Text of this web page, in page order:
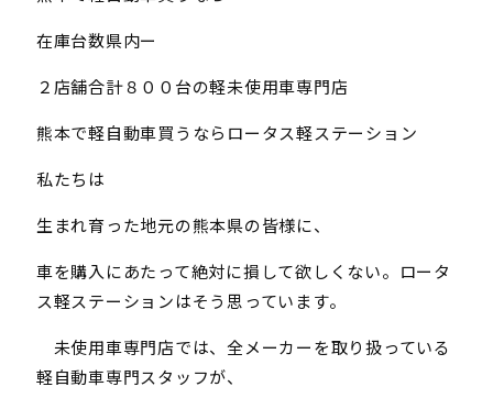
在庫台数県内ー
２店舗合計８００台の軽未使用車専門店
熊本で軽自動車買うならロータス軽ステーション
私たちは
生まれ育った地元の熊本県の皆様に、
車を購入にあたって絶対に損して欲しくない。ロータ
ス軽ステーションはそう思っています。
未使用車専門店では、全メーカーを取り扱っている
軽自動車専門スタッフが、